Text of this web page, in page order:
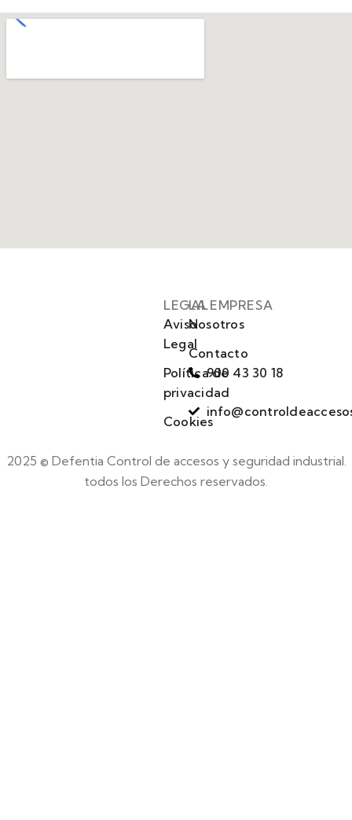
LEGAL
Aviso
Legal
Política de
privacidad
Cookies
LA EMPRESA
Nosotros
Contacto
900 43 30 18
2025 © Defentia Control de accesos y seguridad industrial.
todos los Derechos reservados.